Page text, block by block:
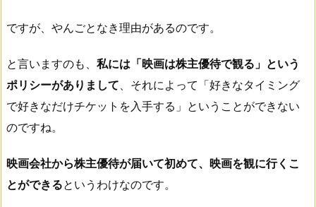
ですが、やんごとなき理由があるのです。
と言いますのも、 私には「映画は株主優待で観る」という
ポリシーがありまして 、それによって「好きなタイミング
で好きなだけチケットを入手する」ということができない
のですね。
映画会社から株主優待が届いて初めて、映画を観に行くこ
とができるというわけなのです。